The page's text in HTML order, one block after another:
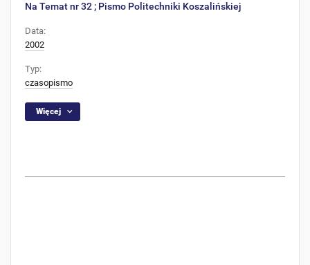
Na Temat nr 32 ; Pismo Politechniki Koszalińskiej
Data:
2002
Typ:
czasopismo
Więcej